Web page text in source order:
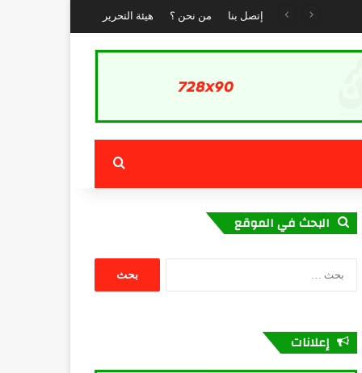
إتصل بنا من نحن ؟ هيئة التحرير
بحث عن
البحث في الموقع
إعلانات